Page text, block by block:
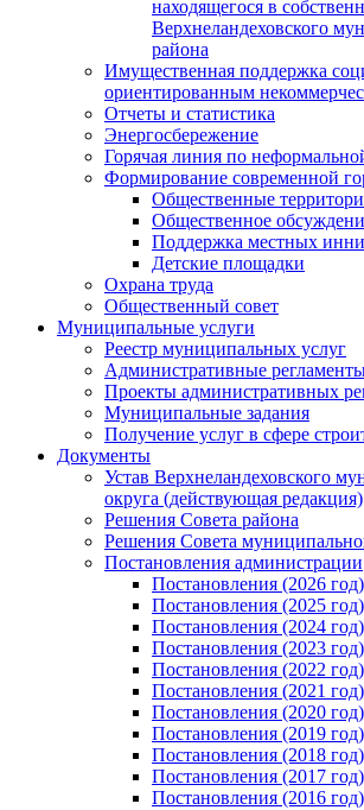
находящегося в
Верхнеландеховского
района
Имущественная поддержка
ориентированным
Отчеты и статистика
Энергосбережение
Горячая линия по
Формирование современной
Общественные
Общественное
Поддержка местных
Детские площадки
Охрана труда
Общественный совет
Муниципальные услуги
Реестр муниципальных услуг
Административные
Проекты административных
Муниципальные задания
Получение услуг в сфере
Документы
Устав Верхнеландеховского
округа (действующая редакция)
Решения Совета района
Решения Совета
Постановления администрации
Постановления (2026 год)
Постановления (2025 год)
Постановления (2024 год)
Постановления (2023 год)
Постановления (2022 год)
Постановления (2021 год)
Постановления (2020 год)
Постановления (2019 год)
Постановления (2018 год)
Постановления (2017 год)
Постановления (2016 год)